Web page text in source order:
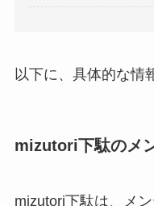
以下に、具体的な情
mizutori下駄のメ
mizutori下駄は、メ